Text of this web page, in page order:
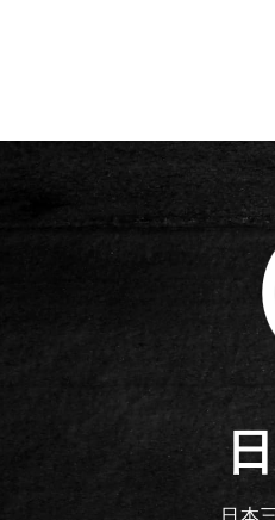
日本